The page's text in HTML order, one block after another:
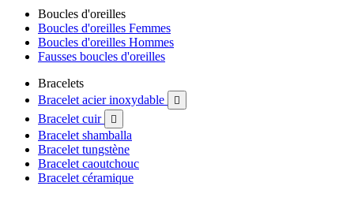
Boucles d'oreilles
Boucles d'oreilles Femmes
Boucles d'oreilles Hommes
Fausses boucles d'oreilles
Bracelets
Bracelet acier inoxydable

Bracelet cuir 
Bracelet shamballa
Bracelet tungstène
Bracelet caoutchouc
Bracelet céramique